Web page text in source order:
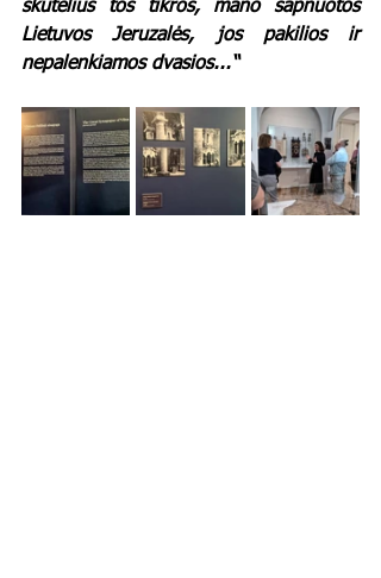
skutelius tos tikros, mano sapnuotos
Lietuvos Jeruzalės, jos pakilios ir
nepalenkiamos dvasios...“